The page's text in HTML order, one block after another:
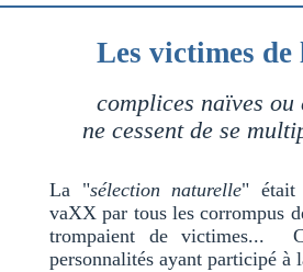
Les victimes
complices naïves ou
ne cessent de se
La "sélection naturelle" était
vaXX par tous les corrompus
trompaient de victimes...
personnalités ayant participé à